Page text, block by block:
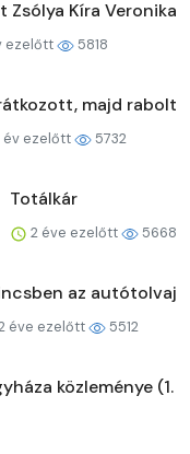
Zsólya Kíra Veronika
ezelőtt 5818
majd rabolt
év ezelőtt 5732
Totálkár
2 éve ezelőtt 5668
az autótolvaj
éve ezelőtt 5512
közleménye (1.